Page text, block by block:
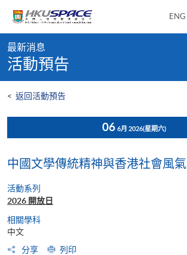
content
ENG
content
start
最新消息
活動預告
< 返回活動預告
06 6月 2026(星期六)
中國文學傳統精神與香港社會風氣
活動系列
2026 開放日
相關學科
中文
分享
列印